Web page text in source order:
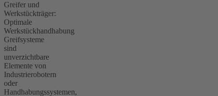
Greifer und
Werkstückträger:
Optimale
Werkstückhandhabung
Greifsysteme
sind
unverzichtbare
Elemente von
Industrierobotern
oder
Handhabungssystemen,